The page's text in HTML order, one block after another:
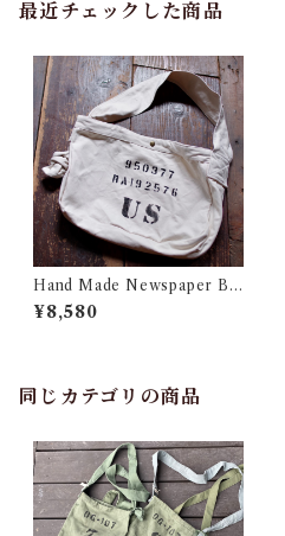
最近チェックした商品
Hand Made Newspaper Ba
g / ハンドメイド ニュースペ
ーパー バック
¥8,580
同じカテゴリの商品